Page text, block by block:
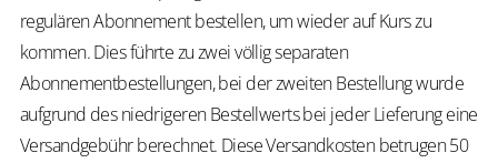
regulären Abonnement bestellen, um wieder auf Kurs zu
kommen. Dies führte zu zwei völlig separaten
Abonnementbestellungen, bei der zweiten Bestellung wurde
aufgrund des niedrigeren Bestellwerts bei jeder Lieferung eine
Versandgebühr berechnet. Diese Versandkosten betrugen 50